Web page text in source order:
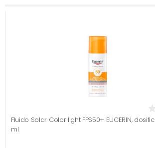
Fluido Solar Color light FPS50+ EUCERIN,
ml